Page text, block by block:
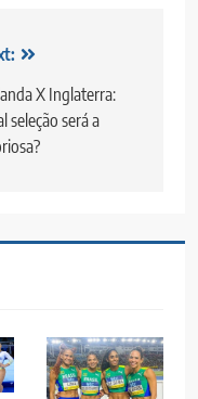
X Inglaterra:
seleção será a